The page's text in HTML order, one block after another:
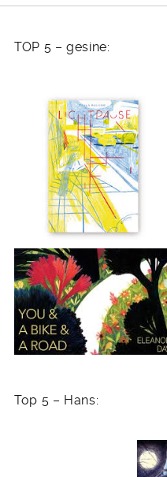
TOP 5 – gesine:
Top 5 – Hans: